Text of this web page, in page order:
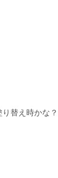
り替え時かな？